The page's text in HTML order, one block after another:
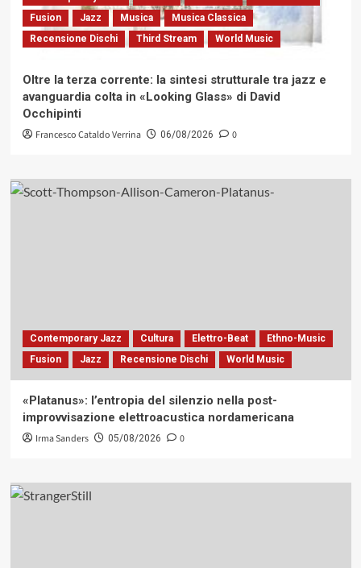
Fusion
Jazz Musica
Musica Classica
Recensione Dischi
Third Stream World Music
Oltre la terza corrente: la sintesi strutturale tra jazz e
avanguardia colta in «Looking Glass» di David
Occhipinti
Francesco Cataldo Verrina 06/08/2026 0
Contemporary Jazz Cultura Elettro-Beat
Ethno-Music
Fusion
Jazz Recensione Dischi World Music
«Platanus»: l’entropia del silenzio nella post-
improvvisazione elettroacustica nordamericana
Irma Sanders 05/08/2026 0